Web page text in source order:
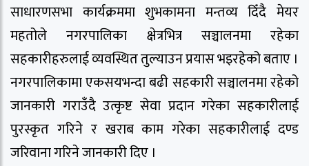
साधारणसभा कार्यक्रममा शुभकामना मन्तव्य दिँदै मेयर
महतोले नगरपालिका क्षेत्रभित्र सञ्चालनमा रहेका
सहकारीहरुलाई व्यवस्थित तुल्याउन प्रयास भइरहेको बताए ।
नगरपालिकामा एकसयभन्दा बढी सहकारी सञ्चालनमा रहेको
जानकारी गराउँदै उत्कृष्ट सेवा प्रदान गरेका सहकारीलाई
पुरस्कृत गरिने र खराब काम गरेका सहकारीलाई दण्ड
जरिवाना गरिने जानकारी दिए ।